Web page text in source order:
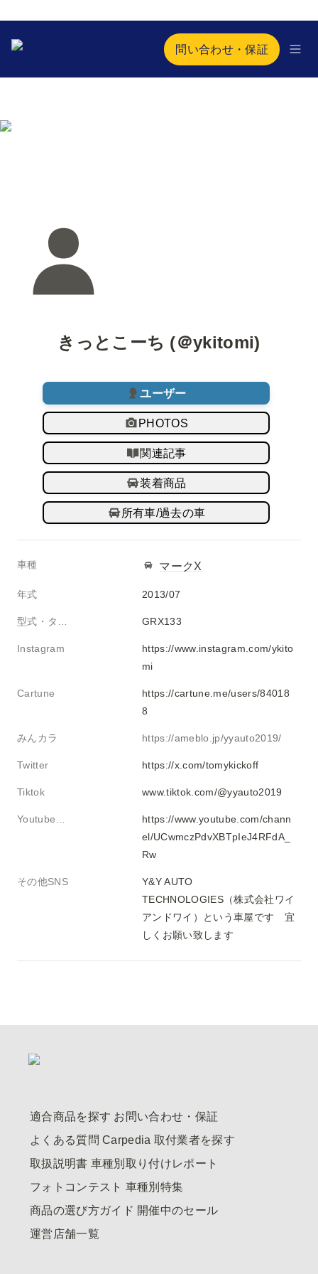
問い合わせ・保証
きっとこーち (＠ykitomi)
ユーザー
PHOTOS
関連記事
装着商品
所有車/過去の車
車種 マークX
年式 2013/07
GRX133
Instagram
https://www.instagram.com/ykito
mi
Cartune
https://cartune.me/users/84018
8
みんカラ https://ameblo.jp/yyauto2019/
Twitter https://x.com/tomykickoff
Tiktok www.tiktok.com/@yyauto2019
https://www.youtube.com/chann
el/UCwmczPdvXBTpIeJ4RFdA_
Rw
その他SNS
Y&Y AUTO
TECHNOLOGIES（株式会社ワイ
アンドワイ）という車屋です　宜
しくお願い致します
適合商品を探す お問い合わせ・保証
よくある質問 Carpedia 取付業者を探す
取扱説明書 車種別取り付けレポート
フォトコンテスト 車種別特集
商品の選び方ガイド 開催中のセール
運営店舗一覧